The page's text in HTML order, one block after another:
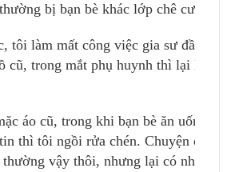
bị bạn bè khác lớp chê cười.
tôi làm mất công việc gia sư đầu
cũ, trong mắt phụ huynh thì lại là
áo cũ, trong khi bạn bè ăn uống
thì tôi ngồi rửa chén. Chuyện chỉ
vậy thôi, nhưng lại có nhiều